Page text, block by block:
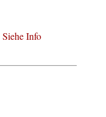
Siehe Info